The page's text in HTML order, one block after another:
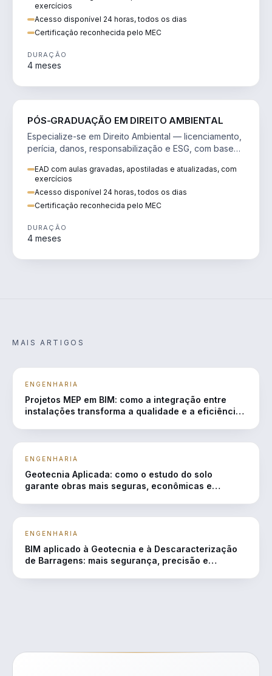
exercícios
Acesso disponível 24 horas, todos os dias
Certificação reconhecida pelo MEC
DURAÇÃO
4 meses
PÓS-GRADUAÇÃO EM DIREITO AMBIENTAL
Especialize-se em Direito Ambiental — licenciamento,
perícia, danos, responsabilização e ESG, com base
EAD com aulas gravadas, apostiladas e atualizadas, com
exercícios
Acesso disponível 24 horas, todos os dias
Certificação reconhecida pelo MEC
DURAÇÃO
4 meses
MAIS ARTIGOS
ENGENHARIA
Projetos MEP em BIM: como a integração entre
instalações transforma a qualidade e a eficiência
ENGENHARIA
Geotecnia Aplicada: como o estudo do solo
garante obras mais seguras, econômicas e
ENGENHARIA
BIM aplicado à Geotecnia e à Descaracterização
de Barragens: mais segurança, precisão e